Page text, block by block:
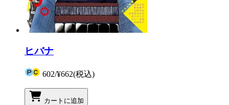
ヒバナ
602/¥662(税込)
カートに追加